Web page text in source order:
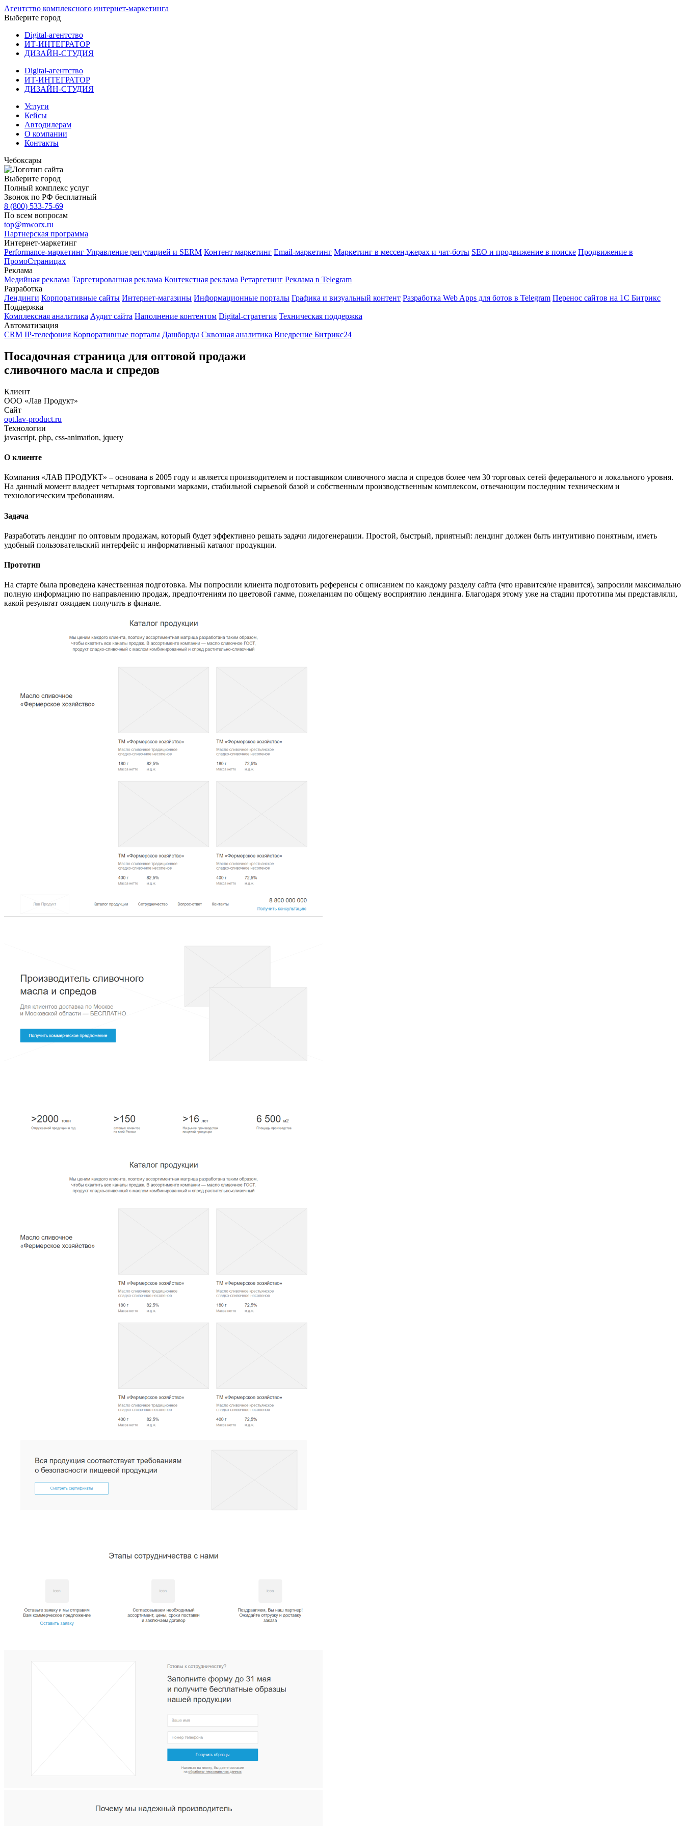
Агентство комплексного интернет-маркетинга
Выберите город
Digital-агентство
ИТ-ИНТЕГРАТОР
ДИЗАЙН-СТУДИЯ
Digital-агентство
ИТ-ИНТЕГРАТОР
ДИЗАЙН-СТУДИЯ
Услуги
Кейсы
Автодилерам
О компании
Контакты
Чебоксары
Выберите город
Полный комплекс услуг
Звонок по РФ бесплатный
8 (800) 533-75-69
По всем вопросам
top@mworx.ru
Партнерская программа
Интернет-маркетинг
Performance-маркетинг Управление репутацией и SERM Контент маркетинг Email-маркетинг Маркетинг в мессенджерах и чат-боты SEO и продвижение в поиске Продвижение в
ПромоСтраницах
Реклама
Медийная реклама Таргетированная реклама Контекстная реклама Ретаргетинг Реклама в Telegram
Разработка
Лендинги Корпоративные сайты Интернет-магазины Информационные порталы Графика и визуальный контент Разработка Web Apps для ботов в Telegram Перенос сайтов на 1С Битрикс
Поддержка
Комплексная аналитика Аудит сайта Наполнение контентом Digital-стратегия Техническая поддержка
Автоматизация
CRM IP-телефония Корпоративные порталы Дашборды Сквозная аналитика Внедрение Битрикс24
Посадочная страница для оптовой продажи
сливочного масла и спредов
Клиент
ООО «Лав Продукт»
Сайт
opt.lav-product.ru
Технологии
javascript, php, css-animation, jquery
О клиенте
Компания «ЛАВ ПРОДУКТ» – основана в 2005 году и является производителем и поставщиком сливочного масла и спредов более чем 30 торговых сетей федерального и локального уровня.
На данный момент владеет четырьмя торговыми марками, стабильной сырьевой базой и собственным производственным комплексом, отвечающим последним техническим и
технологическим требованиям.
Задача
Разработать лендинг по оптовым продажам, который будет эффективно решать задачи лидогенерации. Простой, быстрый, приятный: лендинг должен быть интуитивно понятным, иметь
удобный пользовательский интерфейс и информативный каталог продукции.
Прототип
На старте была проведена качественная подготовка. Мы попросили клиента подготовить референсы с описанием по каждому разделу сайта (что нравится/не нравится), запросили максимально
полную информацию по направлению продаж, предпочтениям по цветовой гамме, пожеланиям по общему восприятию лендинга. Благодаря этому уже на стадии прототипа мы представляли,
какой результат ожидаем получить в финале.